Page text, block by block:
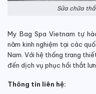
Sửa chữa
My Bag Spa Vietnam tự
năm kinh nghiệm tại các
Nam. Với hệ thống trang
đến dịch vụ phục hồi thắt
Thông tin liên hệ: